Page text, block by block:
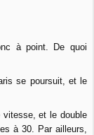
à point. De quoi
se poursuit, et le
vitesse, et le double
à 30. Par ailleurs,